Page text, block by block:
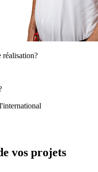
réalisation?
vos projets